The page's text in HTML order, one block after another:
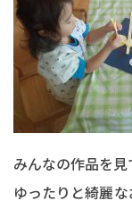
みんなの作品を見
ゆったりと綺麗